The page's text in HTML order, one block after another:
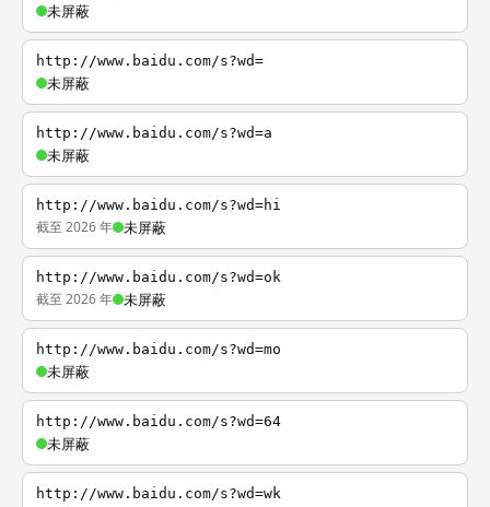
未屏蔽
http://www.baidu.com/s?wd=
未屏蔽
http://www.baidu.com/s?wd=a
未屏蔽
http://www.baidu.com/s?wd=hi
截至 2026 年 未屏蔽
http://www.baidu.com/s?wd=ok
截至 2026 年 未屏蔽
http://www.baidu.com/s?wd=mo
未屏蔽
http://www.baidu.com/s?wd=64
未屏蔽
http://www.baidu.com/s?wd=wk